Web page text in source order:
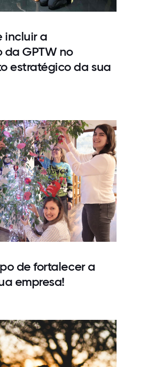
incluir a
GPTW no
estratégico da sua
de fortalecer a
empresa!